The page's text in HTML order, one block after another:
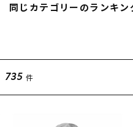
ムラサキス
同じカテゴリーのランキン
735 件